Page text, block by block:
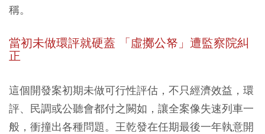
稱。
當初未做環評就硬蓋 「虛擲公帑」遭監察院糾
正
這個開發案初期未做可行性評估，不只經濟效益，環
評、民調或公聽會都付之闕如，讓全案像失速列車一
般，衝撞出各種問題。王乾發在任期最後一年執意開